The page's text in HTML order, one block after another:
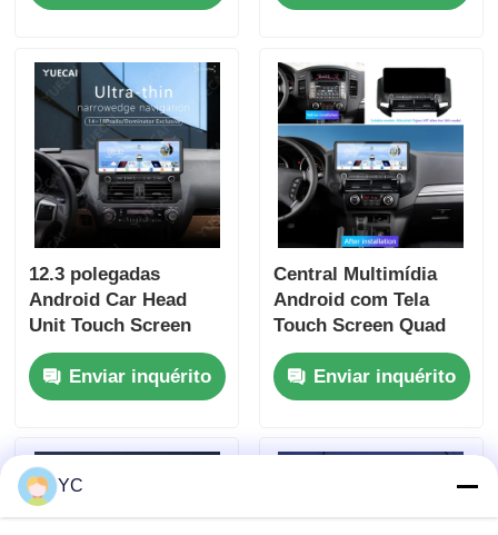
Saída de Áudio 4 X
12.3 polegadas
Android Car Head
Unit Touch Screen
7862s Android Player
Para Prado
Dominator
Enviar inquérito
Central Multimídia
Android com Tela
Touch Screen Quad
Core Universal DVD
Player Automotivo
12.3 Polegadas Para
Enviar inquérito
YC